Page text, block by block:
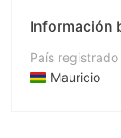
Información
País registrado
Mauricio